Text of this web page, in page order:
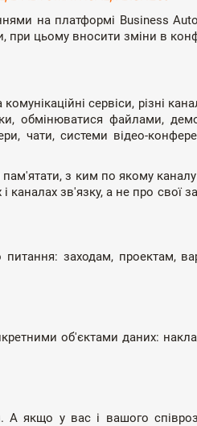
на платформі Business
цьому вносити зміни в
сервіси, різні
обмінюватися файлами,
чати, системи відео-
з ким по якому
каналах зв'язку, а не про
заходам, проектам,
об'єктами даних:
А якщо у вас і вашого